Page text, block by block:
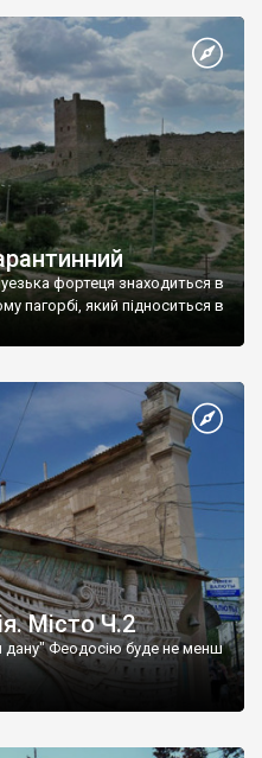
фортеця знаходиться в
пагорбі, який підноситься в
Місто Ч.2
дану" Феодосію буде не менш